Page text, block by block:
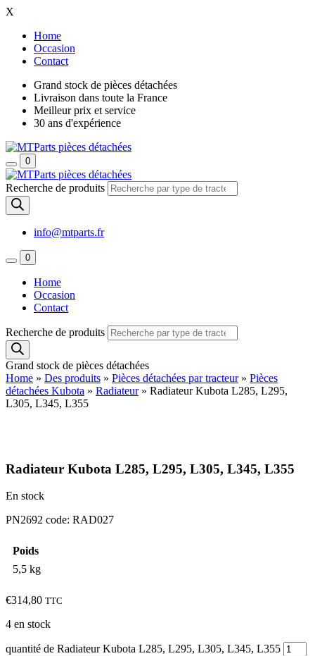
X
Home
Occasion
Contact
Grand stock de pièces détachées
Livraison dans toute la France
Meilleur prix et service
30 ans d'expérience
0
Recherche de produits
info@mtparts.fr
0
Home
Occasion
Contact
Recherche de produits
Grand stock de pièces détachées
Home » Des produits » Pièces détachées par tracteur» Pièces
détachées Kubota » Radiateur» Radiateur Kubota L285, L295,
L305, L345, L355
Radiateur Kubota L285, L295, L305, L345, L355
En stock
PN2692 code: RAD027
Poids
5,5 kg
€314,80 TTC
4 en stock
quantité de Radiateur Kubota L285, L295, L305, L345, L355